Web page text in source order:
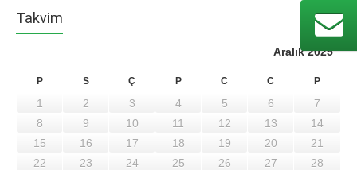
Takvim
Aralık 2025
P S Ç P C C P
1 2 3 4 5 6
7
8
9 10 11 12 13
14
15
16 17 18 19 20
21
22
23 24 25 26 27
28